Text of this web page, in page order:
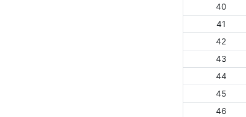
40
41
42
43
44
45
46